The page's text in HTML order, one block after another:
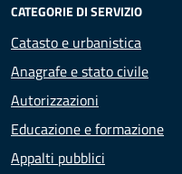
CATEGORIE DI SERVIZIO
Catasto e urbanistica
Anagrafe e stato civile
Autorizzazioni
Educazione e formazione
Appalti pubblici